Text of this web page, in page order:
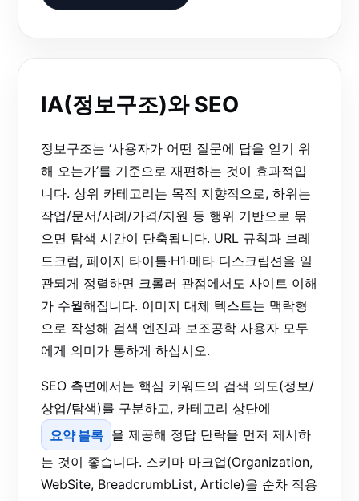
IA(정보구조)와 SEO
정보구조는 ‘사용자가 어떤 질문에 답을 얻기 위
해 오는가’를 기준으로 재편하는 것이 효과적입
니다. 상위 카테고리는 목적 지향적으로, 하위는
작업/문서/사례/가격/지원 등 행위 기반으로 묶
으면 탐색 시간이 단축됩니다. URL 규칙과 브레
드크럼, 페이지 타이틀·H1·메타 디스크립션을 일
관되게 정렬하면 크롤러 관점에서도 사이트 이해
가 수월해집니다. 이미지 대체 텍스트는 맥락형
으로 작성해 검색 엔진과 보조공학 사용자 모두
에게 의미가 통하게 하십시오.
SEO 측면에서는 핵심 키워드의 검색 의도(정보/
상업/탐색)를 구분하고, 카테고리 상단에
요약 블록 을 제공해 정답 단락을 먼저 제시하
는 것이 좋습니다. 스키마 마크업(Organization,
WebSite, BreadcrumbList, Article)을 순차 적용